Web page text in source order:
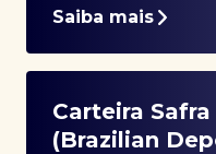
Saiba mais
Carteira Safra
(Brazilian